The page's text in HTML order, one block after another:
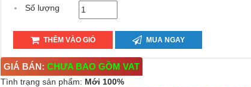
Số lượng
THÊM VÀO GIỎ MUA NGAY
GIÁ BÁN: CHƯA BAO GỒM VAT
Tình trạng sản phẩm: Mới 100%